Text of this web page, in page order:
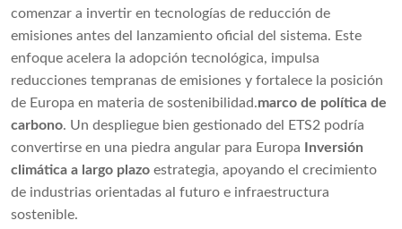
comenzar a invertir en tecnologías de reducción de
emisiones antes del lanzamiento oficial del sistema. Este
enfoque acelera la adopción tecnológica, impulsa
reducciones tempranas de emisiones y fortalece la posición
de Europa en materia de sostenibilidad.marco de política de
carbono. Un despliegue bien gestionado del ETS2 podría
convertirse en una piedra angular para Europa
Inversión
climática a largo plazo estrategia, apoyando el crecimiento
de industrias orientadas al futuro e infraestructura
sostenible.